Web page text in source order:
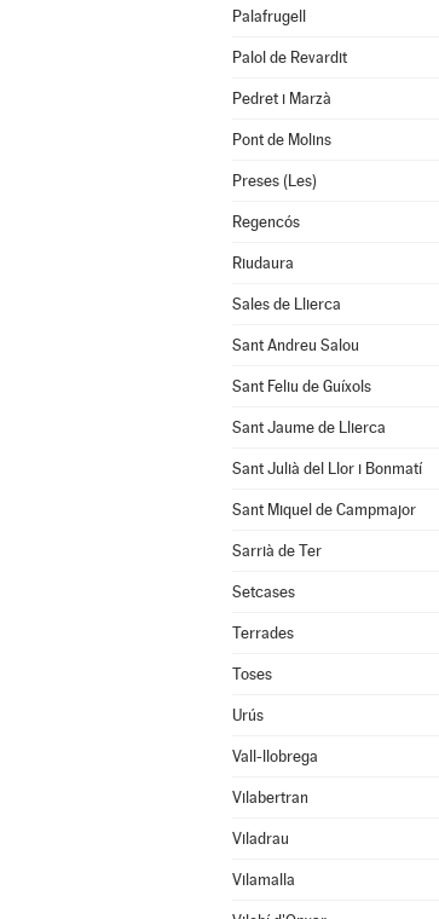
Palafrugell
Palol de Revardit
Pedret i Marzà
Pont de Molins
Preses (Les)
Regencós
Riudaura
Sales de Llierca
Sant Andreu Salou
Sant Feliu de Guíxols
Sant Jaume de Llierca
Sant Julià del Llor i Bonmatí
Sant Miquel de Campmajor
Sarrià de Ter
Setcases
Terrades
Toses
Urús
Vall-llobrega
Vilabertran
Viladrau
Vilamalla